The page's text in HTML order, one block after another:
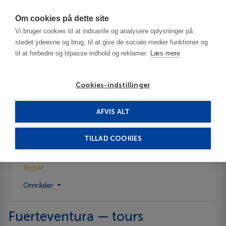
Om cookies på dette site
Vi bruger cookies til at indsamle og analysere oplysninger på
stedet ydeevne og brug, til at give de sociale medier funktioner og
til at forbedre og tilpasse indhold og reklamer. Læs mere
Cookies-indstillinger
AFVIS ALT
TILLAD COOKIES
Fuerteventura Rejser
Beskrivelse
Rejser
Områder
Fuerteventura — tours